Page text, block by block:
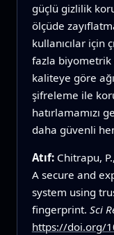
güçlü gizlilik
ölçüde
kullanıcılar için
fazla biyometrik
kaliteye göre
şifreleme ile
hatırlamamızı
daha güvenli
Atıf: Chitrapu,
A secure and
system using
fingerprint. Sci
https://doi.org/